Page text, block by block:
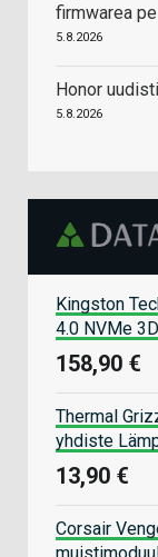
firmwarea
5.8.2026
Honor
5.8.2026
Kingston
4.0 NVMe
158,90 €
Thermal
yhdiste
13,90 €
Corsair